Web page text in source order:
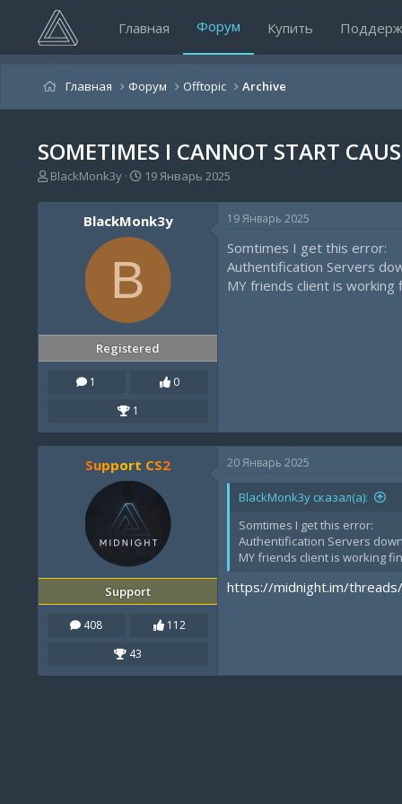
Главная Форум Купить
Главная Форум Offtopic Archive
SOMETIMES I CANNOT START
А
т
BlackMonk3y
Д
т
а
н
а
19 Январь 2025
BlackMonk3y
B
Registered
1
0
1
19 Январь 2025
Somtimes I get this error:
Authentification Servers
MY friends client is
Support CS2
Support
408
112
43
20 Январь 2025
BlackMonk3y сказал(а):
Somtimes I get this error:
Authentification Servers
MY friends client is working
https://midnight.im/